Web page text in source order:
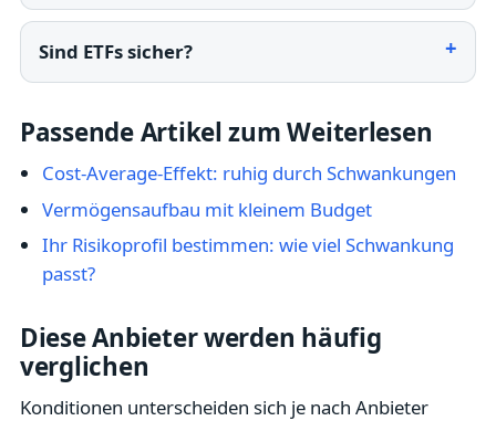
Sind ETFs sicher?
Passende Artikel zum Weiterlesen
Cost-Average-Effekt: ruhig durch Schwankungen
Vermögensaufbau mit kleinem Budget
Ihr Risikoprofil bestimmen: wie viel Schwankung
passt?
Diese Anbieter werden häufig
verglichen
Konditionen unterscheiden sich je nach Anbieter